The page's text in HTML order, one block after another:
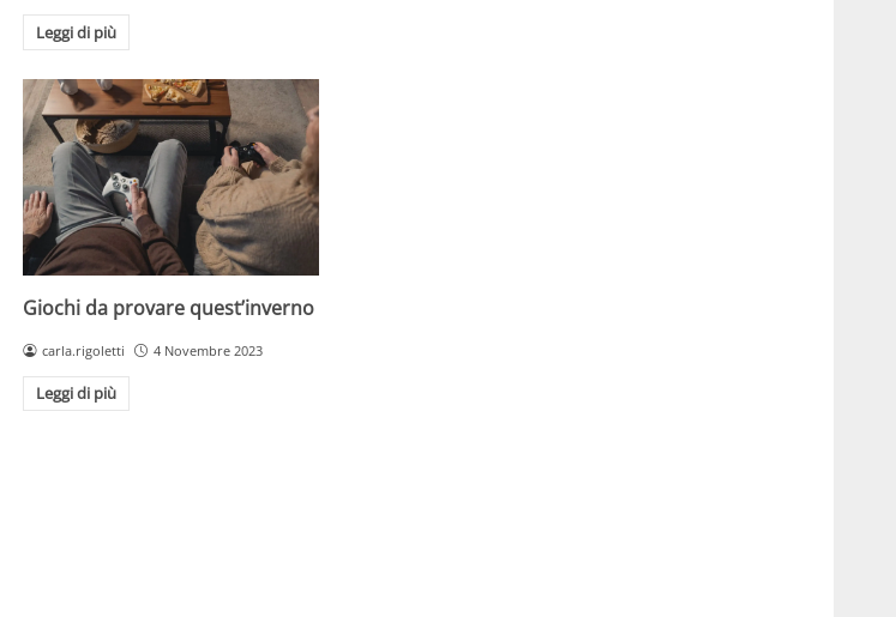
Leggi di più
Giochi da provare quest’inverno
carla.rigoletti 4 Novembre 2023
Leggi di più